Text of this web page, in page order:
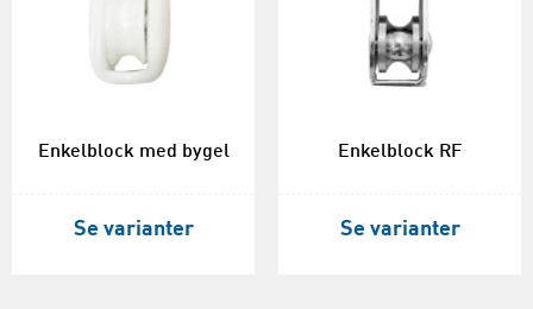
Enkelblock med bygel
Se varianter
Enkelblock RF
Se varianter